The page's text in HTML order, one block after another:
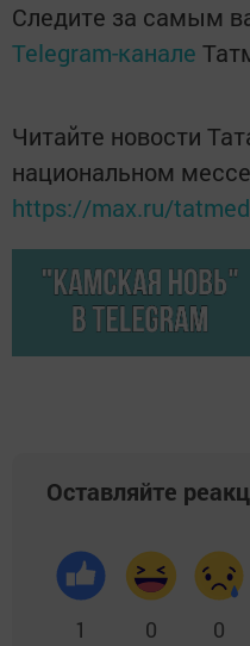
Следите за самым
Telegram-канале
Читайте новости
национальном
https://max.ru/
Оставляйте
1 0 0